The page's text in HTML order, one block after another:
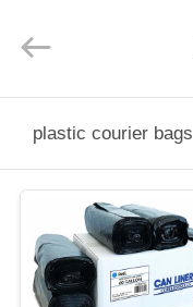
PRODUKTY
NAS
PRODUCTS
CO.,LTD.
Reserved.
plastic courier bags